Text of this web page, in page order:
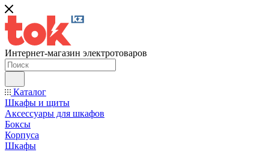
Интернет-магазин электротоваров
Каталог
Шкафы и щиты
Аксессуары для шкафов
Боксы
Корпуса
Шкафы